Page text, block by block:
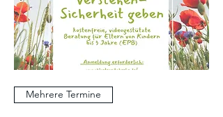
Mehrere Termine